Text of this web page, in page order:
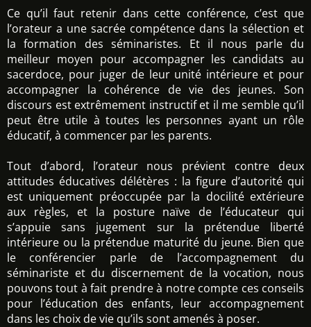
Ce qu’il faut retenir dans cette conférence, c’est que
l’orateur a une sacrée compétence dans la sélection et
la formation des séminaristes. Et il nous parle du
meilleur moyen pour accompagner les candidats au
sacerdoce, pour juger de leur unité intérieure et pour
accompagner la cohérence de vie des jeunes. Son
discours est extrêmement instructif et il me semble qu’il
peut être utile à toutes les personnes ayant un rôle
éducatif, à commencer par les parents.
Tout d’abord, l’orateur nous prévient contre deux
attitudes éducatives délétères : la figure d’autorité qui
est uniquement préoccupée par la docilité extérieure
aux règles, et la posture naïve de l’éducateur qui
s’appuie sans jugement sur la prétendue liberté
intérieure ou la prétendue maturité du jeune. Bien que
le conférencier parle de l’accompagnement du
séminariste et du discernement de la vocation, nous
pouvons tout à fait prendre à notre compte ces conseils
pour l’éducation des enfants, leur accompagnement
dans les choix de vie qu’ils sont amenés à poser.